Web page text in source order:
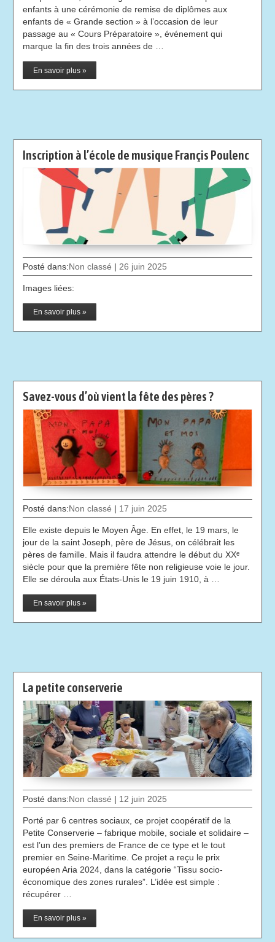
enfants à une cérémonie de remise de diplômes aux
enfants de « Grande section » à l’occasion de leur
passage au « Cours Préparatoire », événement qui
marque la fin des trois années de …
En savoir plus »
Inscription à l’école de musique Françis Poulenc
Posté dans:Non classé | 26 juin 2025
Images liées:
En savoir plus »
Savez-vous d’où vient la fête des pères ?
Posté dans:Non classé | 17 juin 2025
Elle existe depuis le Moyen Âge. En effet, le 19 mars, le
jour de la saint Joseph, père de Jésus, on célébrait les
pères de famille. Mais il faudra attendre le début du XXᵉ
siècle pour que la première fête non religieuse voie le jour.
Elle se déroula aux États-Unis le 19 juin 1910, à …
En savoir plus »
La petite conserverie
Posté dans:Non classé | 12 juin 2025
Porté par 6 centres sociaux, ce projet coopératif de la
Petite Conserverie – fabrique mobile, sociale et solidaire –
est l’un des premiers de France de ce type et le tout
premier en Seine-Maritime. Ce projet a reçu le prix
européen Aria 2024, dans la catégorie “Tissu socio-
économique des zones rurales”. L’idée est simple :
récupérer …
En savoir plus »